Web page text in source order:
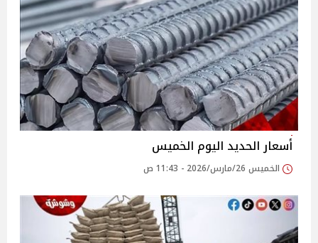
أسعار الحديد اليوم الخميس
الخميس 26/مارس/2026 - 11:43 ص